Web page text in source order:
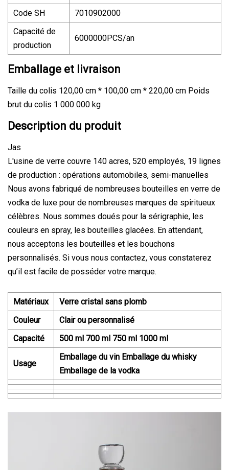
Code SH
7010902000
Capacité de
production
6000000PCS/an
Emballage et livraison
Taille du colis 120,00 cm * 100,00 cm * 220,00 cm Poids
brut du colis 1 000 000 kg
Description du produit
Jas
L'usine de verre couvre 140 acres, 520 employés, 19 lignes
de production : opérations automobiles, semi-manuelles
Nous avons fabriqué de nombreuses bouteilles en verre de
vodka de luxe pour de nombreuses marques de spiritueux
célèbres. Nous sommes doués pour la sérigraphie, les
couleurs en spray, les bouteilles glacées. En attendant,
nous acceptons les bouteilles et les bouchons
personnalisés. Si vous nous contactez, vous constaterez
qu’il est facile de posséder votre marque.
Matériaux
Verre cristal sans plomb
Couleur
Clair ou personnalisé
Capacité
500 ml 700 ml 750 ml 1000 ml
Usage
Emballage du vin Emballage du whisky
Emballage de la vodka